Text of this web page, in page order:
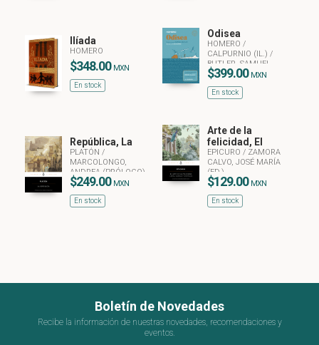
Ilíada
HOMERO
$348.00 MXN
En stock
Odisea
HOMERO/
CALPURNIO (IL.)/
BUTLER, SAMUEL
(ADAPTADO POR)
$399.00 MXN
En stock
República, La
PLATÓN/
MARCOLONGO,
ANDREA (PRÓLOGO)
$249.00 MXN
En stock
Arte de la
felicidad, El
EPICURO/ ZAMORA
CALVO, JOSÉ MARÍA
(ED.)
$129.00 MXN
En stock
Boletín de Novedades
Recibe la información de nuestras novedades, recomendaciones y
eventos.